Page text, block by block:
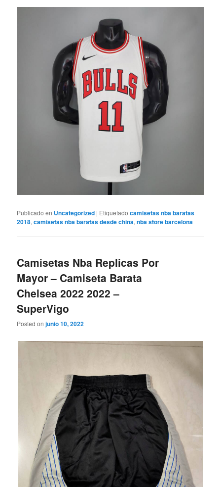
Publicado en Uncategorized | Etiquetado camisetas nba baratas
2018,camisetas nba baratas desde china,nba store barcelona
Camisetas Nba Replicas Por
Mayor – Camiseta Barata
Chelsea 2022 2022 –
SuperVigo
Posted onjunio 10, 2022